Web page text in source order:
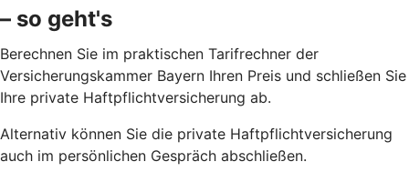
– so geht's
Berechnen Sie im praktischen Tarifrechner der
Versicherungskammer Bayern Ihren Preis und schließen Sie
Ihre private Haftpflichtversicherung ab.
Alternativ können Sie die private Haftpflichtversicherung
auch im persönlichen Gespräch abschließen.